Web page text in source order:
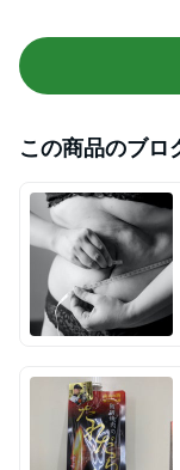
み 芳醇 腸内環
この商品のブロ